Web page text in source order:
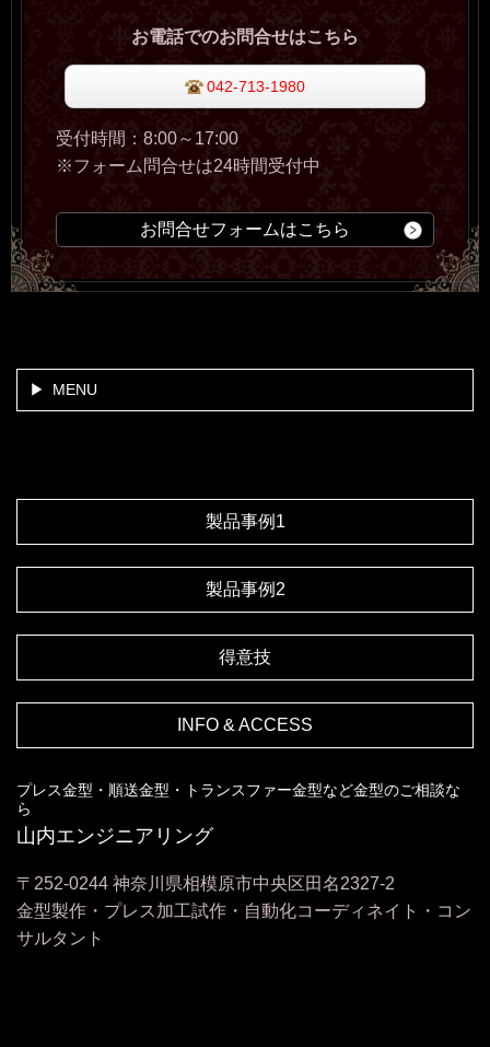
お電話でのお問合せはこちら
042-713-1980
受付時間：8:00～17:00
※フォーム問合せは24時間受付中
お問合せフォームはこちら
MENU
製品事例1
製品事例2
得意技
INFO & ACCESS
プレス金型・順送金型・トランスファー金型など金型のご相談な
ら
山内エンジニアリング
〒252-0244 神奈川県相模原市中央区田名2327-2
金型製作・プレス加工試作・自動化コーディネイト・コン
サルタント